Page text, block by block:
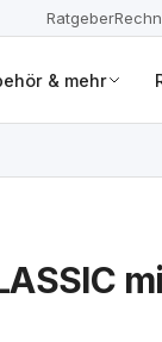
Ratgeber
& mehr